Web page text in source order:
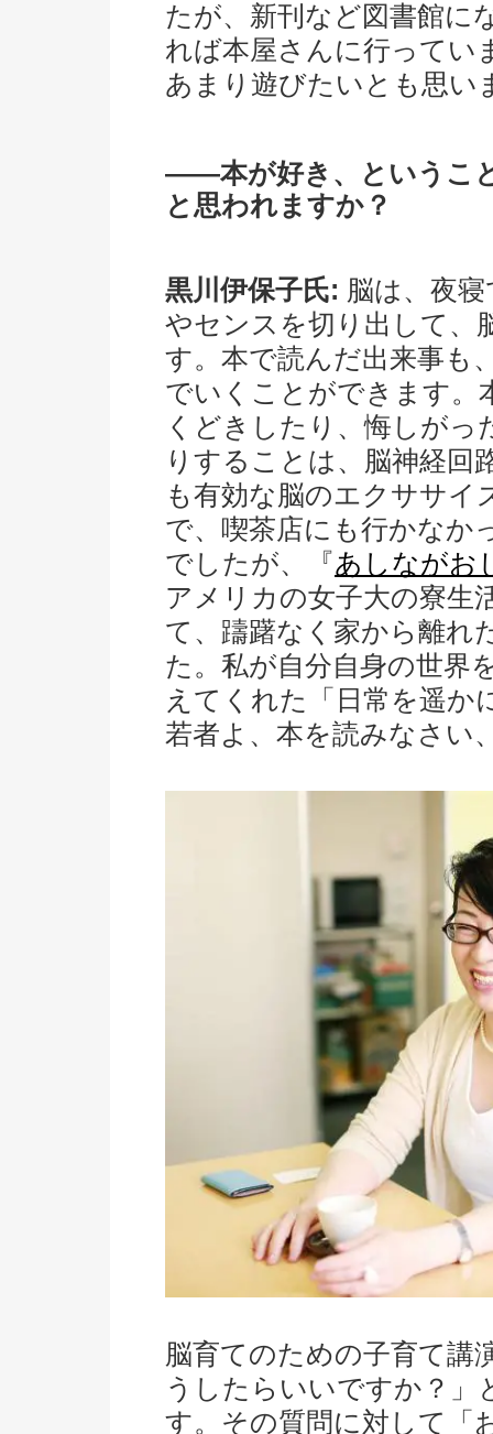
たが、新刊など図書館に
れば本屋さんに行ってい
あまり遊びたいとも思い
――本が好き、というこ
と思われますか？
黒川伊保子氏: 脳は、夜
やセンスを切り出して、
す。本で読んだ出来事も
でいくことができます。
くどきしたり、悔しが
りすることは、脳神経回
も有効な脳のエクササイ
で、喫茶店にも行かなか
でしたが、『あしながお
アメリカの女子大の寮生
て、躊躇なく家から離れ
た。私が自分自身の世界
えてくれた「日常を遥か
若者よ、本を読みなさい
脳育てのための子育て講
うしたらいいですか？
す。その質問に対して「